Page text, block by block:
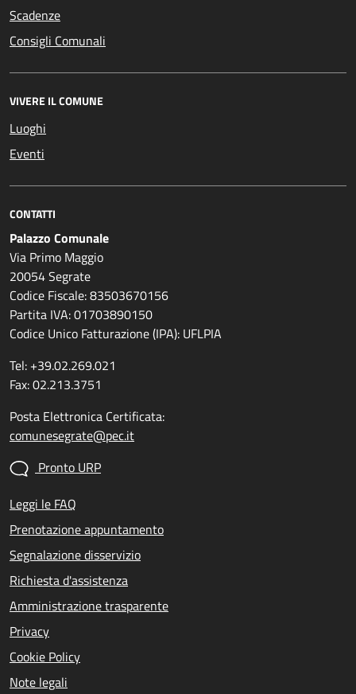
Scadenze
Consigli Comunali
VIVERE IL COMUNE
Luoghi
Eventi
CONTATTI
Palazzo Comunale
Via Primo Maggio
20054 Segrate
Codice Fiscale: 83503670156
Partita IVA: 01703890150
Codice Unico Fatturazione (IPA): UFLPIA
Tel: +39.02.269.021
Fax: 02.213.3751
Posta Elettronica Certificata:
comunesegrate@pec.it
Pronto URP
Leggi le FAQ
Prenotazione appuntamento
Segnalazione disservizio
Richiesta d'assistenza
Amministrazione trasparente
Privacy
Cookie Policy
Note legali